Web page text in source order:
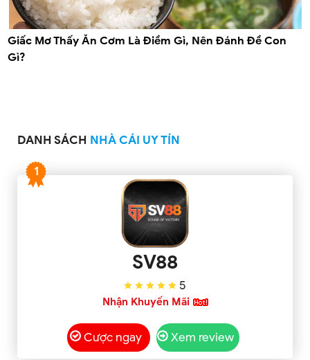
Giấc Mơ Thấy Ăn Cơm Là Điềm Gì, Nên Đánh Đề Con
Gì?
DANH SÁCH NHÀ CÁI UY TÍN
1
SV88
5
Nhận Khuyến Mãi
Cược ngay Xem review